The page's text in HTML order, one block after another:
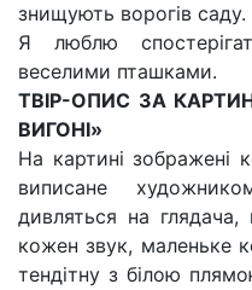
знищують ворогів саду.
Я люблю
веселими пташками.
ТВІР-ОПИС ЗА
ВИГОНІ»
На картині зображені
виписане
дивляться на
кожен звук, маленьке
тендітну з білою